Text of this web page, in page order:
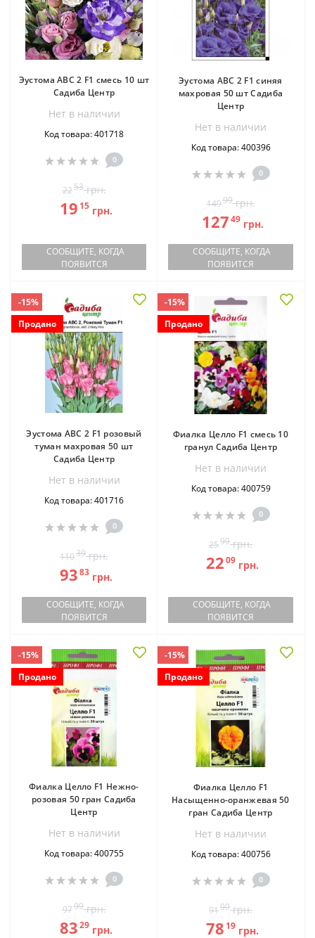
Эустома АВС 2 F1 смесь 10 шт
Садиба Центр
Нет в наличии
Код товара: 401718
0
2253грн.
19 15грн.
СООБЩИТЕ, КОГДА
ПОЯВИТСЯ
Эустома АВС 2 F1 синяя
махровая 50 шт Садиба
Центр
Нет в наличии
Код товара: 400396
0
14999грн.
12749грн.
СООБЩИТЕ, КОГДА
ПОЯВИТСЯ
-15%
Продано
Эустома АВС 2 F1 розовый
туман махровая 50 шт
Садиба Центр
Нет в наличии
Код товара: 401716
0
11039грн.
9383грн.
СООБЩИТЕ, КОГДА
ПОЯВИТСЯ
-15%
Продано
Фиалка Целло F1 смесь 10
гранул Садиба Центр
Нет в наличии
Код товара: 400759
0
2599грн.
2209 грн.
СООБЩИТЕ, КОГДА
ПОЯВИТСЯ
-15%
Продано
Фиалка Целло F1 Нежно-
розовая 50 гран Садиба
Центр
Нет в наличии
Код товара: 400755
0
9799грн.
8329грн.
-15%
Продано
Фиалка Целло F1
Насыщенно-оранжевая 50
гран Садиба Центр
Нет в наличии
Код товара: 400756
0
9199грн.
78 19 грн.